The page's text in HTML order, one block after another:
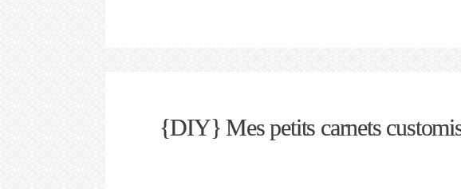
{DIY} Mes petits carnets